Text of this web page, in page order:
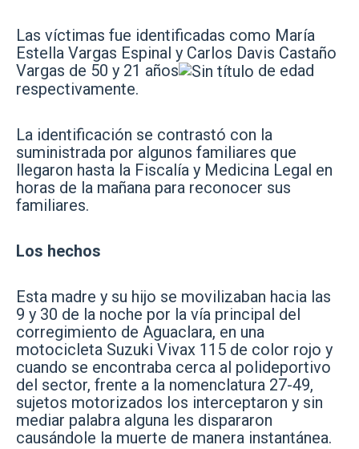
Las víctimas fue identificadas como María
Estella Vargas Espinal y Carlos Davis Castaño
Vargas de 50 y 21 años
de edad
respectivamente.
La identificación se contrastó con la
suministrada por algunos familiares que
llegaron hasta la Fiscalía y Medicina Legal en
horas de la mañana para reconocer sus
familiares.
Los hechos
Esta madre y su hijo se movilizaban hacia las
9 y 30 de la noche por la vía principal del
corregimiento de Aguaclara, en una
motocicleta Suzuki Vivax 115 de color rojo y
cuando se encontraba cerca al polideportivo
del sector, frente a la nomenclatura 27-49,
sujetos motorizados los interceptaron y sin
mediar palabra alguna les dispararon
causándole la muerte de manera instantánea.